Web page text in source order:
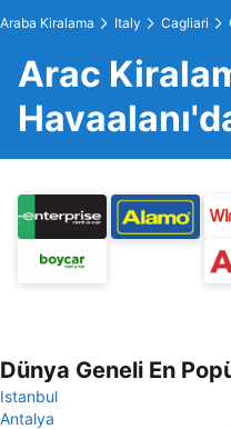
Araba Kiralama Italy Cagliari
Arac
Dünya Geneli En
Istanbul
Antalya